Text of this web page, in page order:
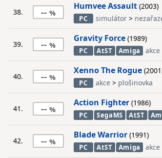
38. --
Humvee Assault (2003)
PC simulátor >
39. --
Gravity Force (1989)
PC AtST Amiga akce
40. --
Xenno The Rogue
PC akce > plošinovka
41. --
Action Fighter (1986)
PC SegaMS AtST
42. --
Blade Warrior (1991)
PC AtST Amiga akce